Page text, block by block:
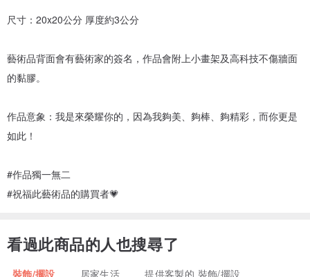
尺寸：20x20公分 厚度約3公分
藝術品背面會有藝術家的簽名，作品會附上小畫架及高科技不傷牆面
的黏膠。
作品意象：我是來榮耀你的，因為我夠美、夠棒、夠精彩，而你更是
如此！
#作品獨一無二
#祝福此藝術品的購買者💗
看過此商品的人也搜尋了
裝飾/擺設 居家生活 提供客製的 裝飾/擺設